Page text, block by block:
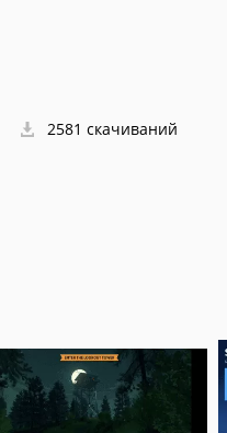
2581 скачиваний